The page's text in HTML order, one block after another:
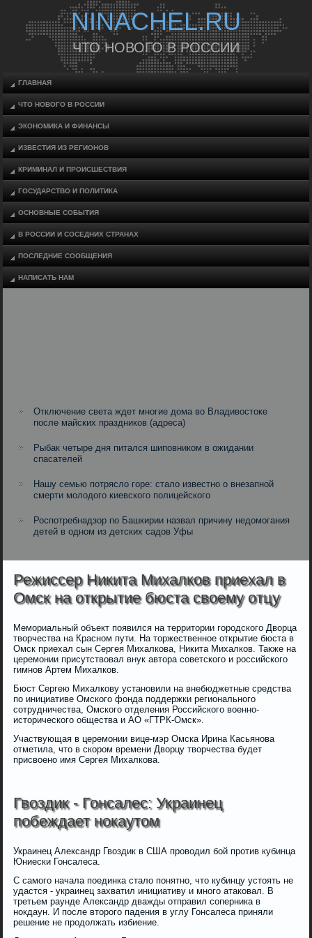
NINACHEL.RU
ЧТО НОВОГО В РОССИИ
ГЛАВНАЯ
ЧТО НОВОГО В РОССИИ
ЭКОНОМИКА И ФИНАНСЫ
ИЗВЕСТИЯ ИЗ РЕГИОНОВ
КРИМИНАЛ И ПРОИСШЕСТВИЯ
ГОСУДАРСТВО И ПОЛИТИКА
ОСНОВНЫЕ СОБЫТИЯ
В РОССИИ И СОСЕДНИХ СТРАНАХ
ПОСЛЕДНИЕ СООБЩЕНИЯ
НАПИСАТЬ НАМ
Отключение света ждет многие дома во Владивостоке
после майских праздников (адреса)
Рыбак четыре дня питался шиповником в ожидании
спасателей
Нашу семью потрясло горе: стало известно о внезапной
смерти молодого киевского полицейского
Роспотребнадзор по Башкирии назвал причину недомогания
детей в одном из детских садов Уфы
Режиссер Никита Михалков приехал в
Омск на открытие бюста своему отцу
Мемориальный объект появился на территории городского Дворца
творчества на Красном пути. На торжественное открытие бюста в
Омск приехал сын Сергея Михалкова, Никита Михалков. Также на
церемонии присутствовал внук автора советского и российского
гимнов Артем Михалков.
Бюст Сергею Михалкову установили на внебюджетные средства
по инициативе Омского фонда поддержки регионального
сотрудничества, Омского отделения Российского военно-
исторического общества и АО «ГТРК-Омск».
Участвующая в церемонии вице-мэр Омска Ирина Касьянова
отметила, что в скором времени Дворцу творчества будет
присвоено имя Сергея Михалкова.
Гвоздик - Гонсалес: Украинец
побеждает нокаутом
Украинец Александр Гвоздик в США проводил бой против кубинца
Юниески Гонсалеса.
С самого начала поединка стало понятно, что кубинцу устоять не
удастся - украинец захватил инициативу и много атаковал. В
третьем раунде Александр дважды отправил соперника в
нокдаун. И после второго падения в углу Гонсалеса приняли
решение не продолжать избиение.